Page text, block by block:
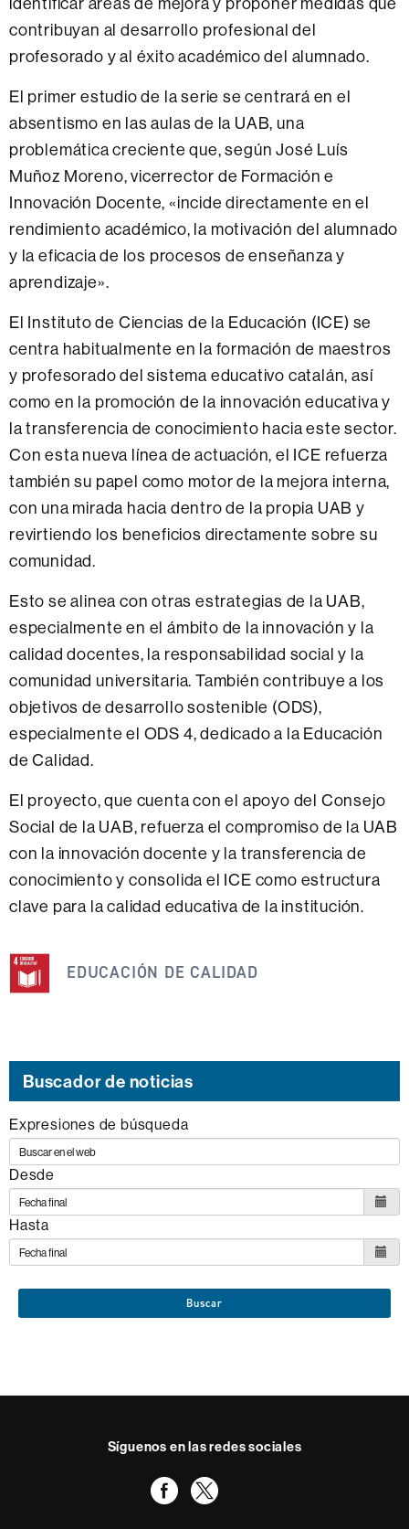
contribuyan al desarrollo profesional del
profesorado y al éxito académico del alumnado.
El primer estudio de la serie se centrará en el
absentismo en las aulas de la UAB, una
problemática creciente que, según José Luís
Muñoz Moreno, vicerrector de Formación e
Innovación Docente, «incide directamente en el
rendimiento académico, la motivación del alumnado
y la eficacia de los procesos de enseñanza y
aprendizaje».
El Instituto de Ciencias de la Educación (ICE) se
centra habitualmente en la formación de maestros
y profesorado del sistema educativo catalán, así
como en la promoción de la innovación educativa y
la transferencia de conocimiento hacia este sector.
Con esta nueva línea de actuación, el ICE refuerza
también su papel como motor de la mejora interna,
con una mirada hacia dentro de la propia UAB y
revirtiendo los beneficios directamente sobre su
comunidad.
Esto se alinea con otras estrategias de la UAB,
especialmente en el ámbito de la innovación y la
calidad docentes, la responsabilidad social y la
comunidad universitaria. También contribuye a los
objetivos de desarrollo sostenible (ODS),
especialmente el ODS 4, dedicado a la Educación
de Calidad.
El proyecto, que cuenta con el apoyo del Consejo
Social de la UAB, refuerza el compromiso de la UAB
con la innovación docente y la transferencia de
conocimiento y consolida el ICE como estructura
clave para la calidad educativa de la institución.
noticia
se
de
los
siguientes
ODS
EDUCACIÓN DE CALIDAD
Buscador de noticias
Expresiones de búsqueda
Desde
Hasta
Buscar
Síguenos en las redes sociales
Facebook
Twitter